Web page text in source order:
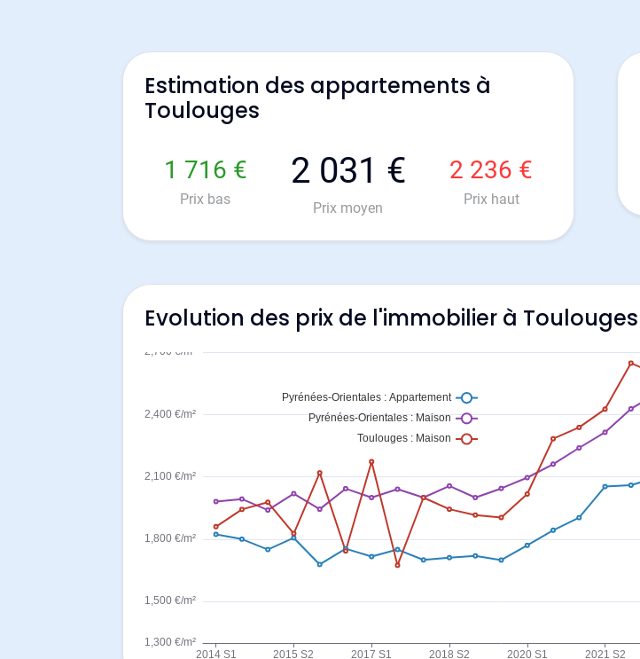
Estimation des appartements à
Toulouges
1 716 €
Prix bas
2 031 €
Prix moyen
2 236 €
Prix haut
Evolution des prix de l'immobilier à Toulouges